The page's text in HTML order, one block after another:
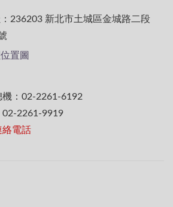
236203 新北市土城區金城路二段
置圖
機：02-2261-6192
02-2261-9919
絡電話